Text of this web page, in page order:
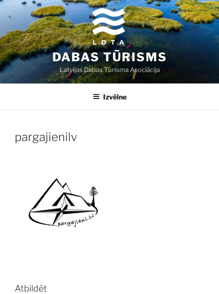
Doties
saturu
DABAS TŪRISMS
Latvijas Dabas Tūrisma Asociācija
Izvēlne
pargajienilv
Atbildēt